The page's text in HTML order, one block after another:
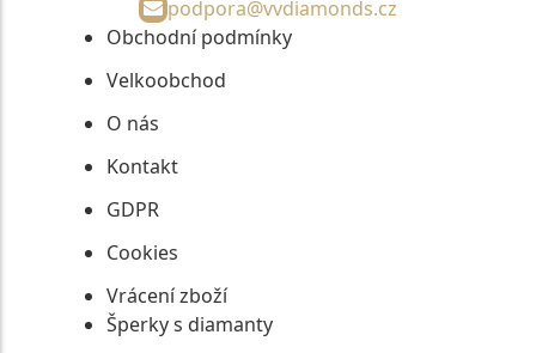
podpora@vvdiamonds.cz
Obchodní podmínky
Velkoobchod
O nás
Kontakt
GDPR
Cookies
Vrácení zboží
Šperky s diamanty